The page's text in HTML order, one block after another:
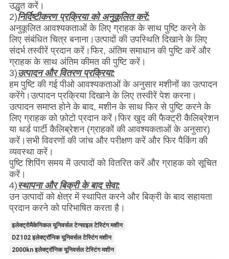
उद्धृत करें।
2)निर्दिष्टीकरण प्रक्रिया को अनुकूलित करें:
अनुकूलित आवश्यकताओं के लिए ग्राहक के साथ पुष्टि करने के
लिए संबंधित चित्र बनाना।उत्पादों की उपस्थिति दिखाने के लिए
संदर्भ तस्वीरें प्रदान करें।फिर, अंतिम समाधान की पुष्टि करें और
ग्राहक के साथ अंतिम कीमत की पुष्टि करें।
3)उत्पादन और वितरण प्रक्रिया:
हम पुष्टि की गई पीओ आवश्यकताओं के अनुसार मशीनों का उत्पादन
करेंगे।उत्पादन प्रक्रिया दिखाने के लिए तस्वीरें पेश करना।
उत्पादन समाप्त होने के बाद, मशीन के साथ फिर से पुष्टि करने के
लिए ग्राहक को फ़ोटो प्रदान करें।फिर खुद की फैक्ट्री कैलिब्रेशन
या थर्ड पार्टी कैलिब्रेशन (ग्राहकों की आवश्यकताओं के अनुसार)
करें।सभी विवरणों की जांच और परीक्षण करें और फिर पैकिंग की
व्यवस्था करें।
पुष्टि शिपिंग समय में उत्पादों को वितरित करें और ग्राहक को सूचित
करें।
4)स्थापना और बिक्री के बाद सेवा:
उन उत्पादों को क्षेत्र में स्थापित करने और बिक्री के बाद सहायता
प्रदान करने को परिभाषित करता है।
इलेक्ट्रोमैकेनिकल यूनिवर्सल टेन्साइल टेस्टिंग मशीन
DZ102 इलेक्ट्रॉनिक यूनिवर्सल टेस्टिंग मशीन
2000kn इलेक्ट्रॉनिक यूनिवर्सल टेस्टिंग मशीन